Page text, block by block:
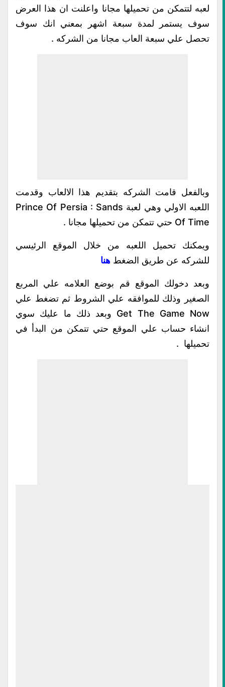
لعبه لتتمكن من تحميلها مجانا واعلنت ان هذا العرض
سوف يستمر لمدة سبعة اشهر بمعني انك سوف
تحصل علي سبعة العاب مجانا من الشركه .
وبالفعل قامت الشركه بتقديم هذا الالعاب وقدمت
اللعبه الاولي وهي لعبة Prince Of Persia : Sands
Of Time حتي تتمكن من تحميلها مجانا .
ويمكنك تحميل اللعبه من خلال الموقع الرئيسي
للشركه عن طريق الضغط هنا
وبعد دخولك الموقع قم بوضع العلامه علي المربع
الصغير وذلك للموافقه علي الشروط ثم تضغط علي
Get The Game Now وبعد ذلك ما عليك سوي
انشاء حساب علي الموقع حتي تتمكن من البدأ في
تحميلها .